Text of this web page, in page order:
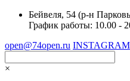
Бейвеля, 54 (р-н
График работы: 10.00 -
open@74open.ru INSTAGRAM
×